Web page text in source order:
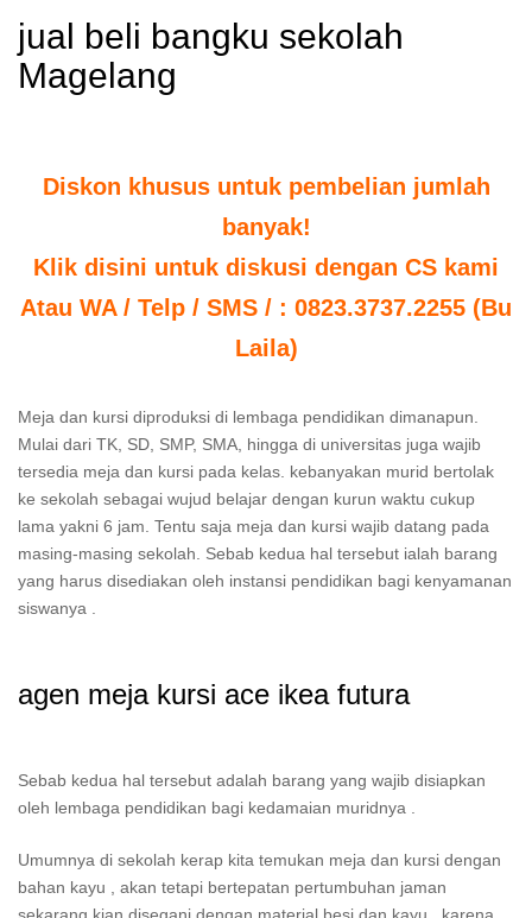
jual beli bangku sekolah
Magelang
Diskon khusus untuk pembelian jumlah
banyak!
Klik disini untuk diskusi dengan CS kami
Atau WA / Telp / SMS / : 0823.3737.2255 (Bu
Laila)
Meja dan kursi diproduksi di lembaga pendidikan dimanapun.
Mulai dari TK, SD, SMP, SMA, hingga di universitas juga wajib
tersedia meja dan kursi pada kelas. kebanyakan murid bertolak
ke sekolah sebagai wujud belajar dengan kurun waktu cukup
lama yakni 6 jam. Tentu saja meja dan kursi wajib datang pada
masing-masing sekolah. Sebab kedua hal tersebut ialah barang
yang harus disediakan oleh instansi pendidikan bagi kenyamanan
siswanya .
agen meja kursi ace ikea futura
Sebab kedua hal tersebut adalah barang yang wajib disiapkan
oleh lembaga pendidikan bagi kedamaian muridnya .
Umumnya di sekolah kerap kita temukan meja dan kursi dengan
bahan kayu , akan tetapi bertepatan pertumbuhan jaman